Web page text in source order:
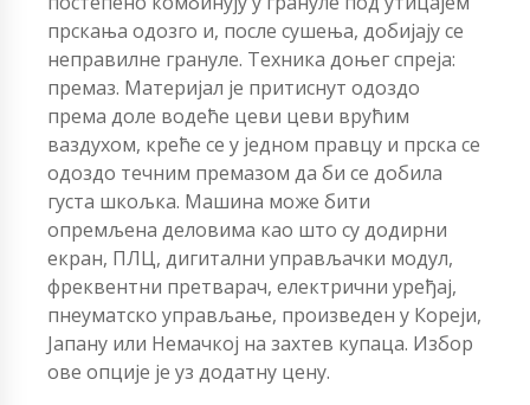
прскања одозго и, после сушења, добијају се
неправилне грануле. Техника доњег спреја:
премаз. Материјал је притиснут одоздо
према доле водеће цеви цеви врућим
ваздухом, креће се у једном правцу и прска се
одоздо течним премазом да би се добила
густа шкољка. Машина може бити
опремљена деловима као што су додирни
екран, ПЛЦ, дигитални управљачки модул,
фреквентни претварач, електрични уређај,
пнеуматско управљање, произведен у Кореји,
Јапану или Немачкој на захтев купаца. Избор
ове опције је уз додатну цену.